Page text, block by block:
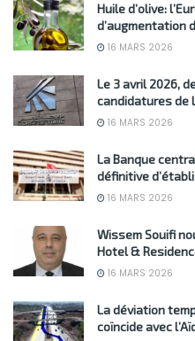
Huile d’olive:
d’augmentation
16 MARS 2026
Le 3 avril 2026,
candidatures de
16 MARS 2026
La Banque
définitive
16 MARS 2026
Wissem Souifi
Hotel &
16 MARS 2026
La déviation
coïncide avec